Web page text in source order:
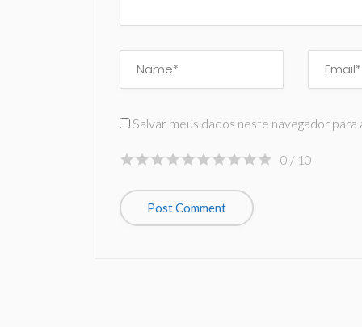
Salvar meus dados neste navegador
0 / 10